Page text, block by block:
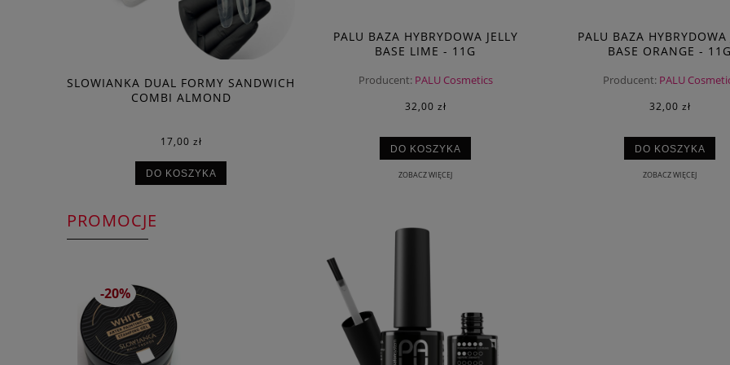
SLOWIANKA DUAL FORMY SANDWICH
COMBI ALMOND
17,00 zł
DO KOSZYKA
SLOWIANKA DUAL FORMY SANDWICH
17,00 zł
DO KOSZYKA
SLOWIANKA DUAL FORMY
17,00 zł
DO KOSZYKA
PROMOCJE
-20%
PALU BAZA HYBRYDOWA JELLY
BASE LIME - 11G
Producent: PALU Cosmetics
32,00 zł
DO KOSZYKA
ZOBACZ WIĘCEJ
PALU BAZA HYBRYDOWA
BASE ORANGE - 11G
Producent: PALU
32,00 zł
DO KOSZYKA
ZOBACZ WIĘCEJ